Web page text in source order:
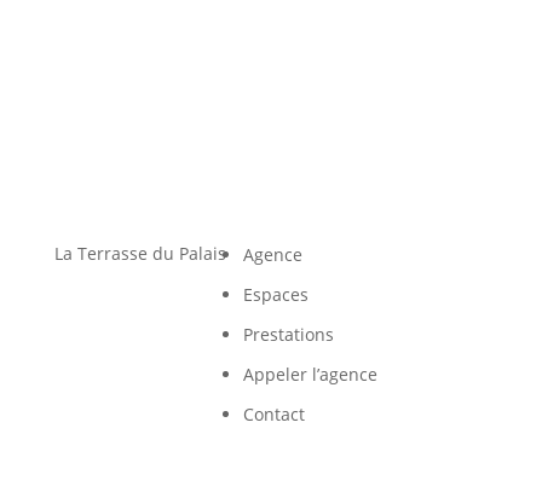
La Terrasse du Palais
Agence
Espaces
Prestations
Appeler l’agence
Contact